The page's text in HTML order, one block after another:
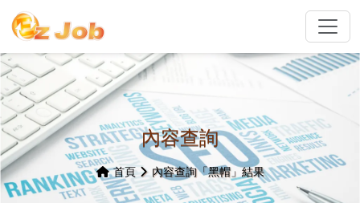
內容查詢
首頁 內容查詢「黑帽」結果